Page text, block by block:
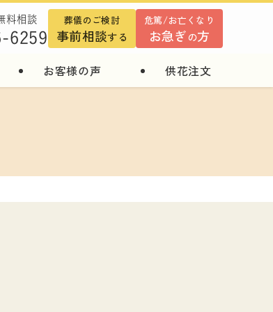
お客様の声 供花注文
料相談
6259
葬儀のご検討
事前相談する
危篤/お亡くなり
お急ぎの方